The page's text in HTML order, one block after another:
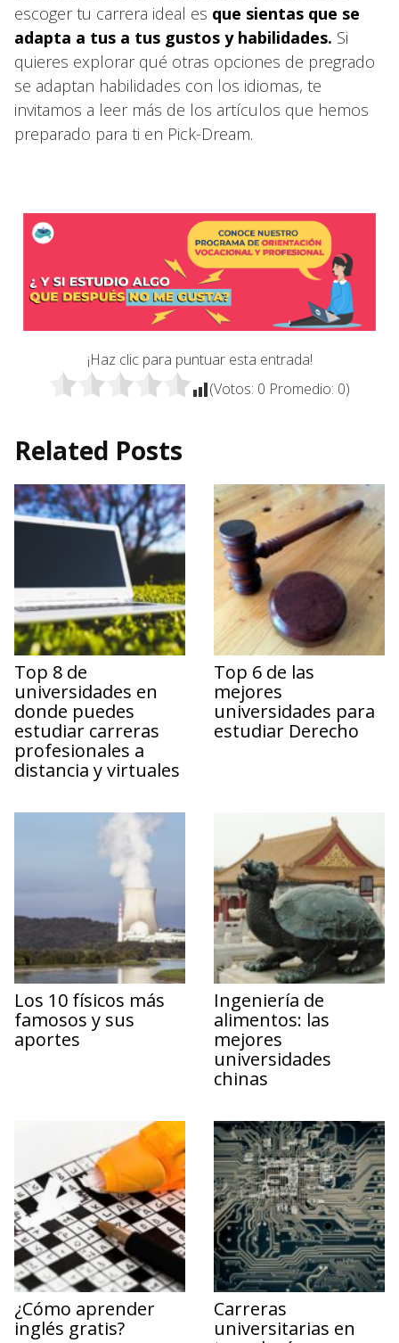
escoger tu carrera ideal es que sientas que se
adapta a tus a tus gustos y habilidades. Si
quieres explorar qué otras opciones de pregrado
se adaptan habilidades con los idiomas, te
invitamos a leer más de los artículos que hemos
preparado para ti en Pick-Dream.
¡Haz clic para puntuar esta entrada!
(Votos: 0 Promedio: 0)
Related Posts
Top 8 de
universidades en
donde puedes
estudiar carreras
profesionales a
distancia y virtuales
Top 6 de las
mejores
universidades para
estudiar Derecho
Los 10 físicos más
famosos y sus
aportes
Ingeniería de
alimentos: las
mejores
universidades
chinas
¿Cómo aprender
inglés gratis?
Carreras
universitarias en